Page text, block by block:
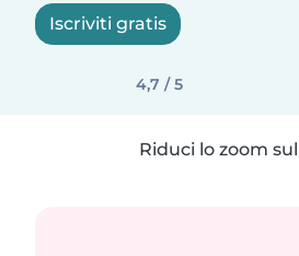
Iscriviti gratis
4,7 / 5
Riduci lo zoom